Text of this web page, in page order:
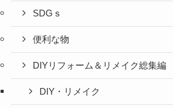
SDGｓ
便利な物
DIYリフォーム＆リメイク総集編
DIY・リメイク